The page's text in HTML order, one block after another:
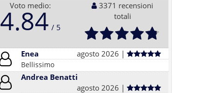
Voto medio:
4.84
3371 recensioni
totali
Enea agosto 2026 |
Bellissimo
Andrea Benatti
agosto 2026 |